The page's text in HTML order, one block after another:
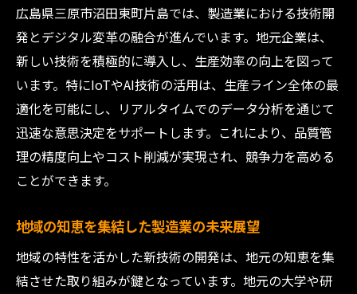
広島県三原市沼田東町片島では、製造業における技術開
発とデジタル変革の融合が進んでいます。地元企業は、
新しい技術を積極的に導入し、生産効率の向上を図って
います。特にIoTやAI技術の活用は、生産ライン全体の最
適化を可能にし、リアルタイムでのデータ分析を通じて
迅速な意思決定をサポートします。これにより、品質管
理の精度向上やコスト削減が実現され、競争力を高める
ことができます。
地域の知恵を集結した製造業の未来展望
地域の特性を活かした新技術の開発は、地元の知恵を集
結させた取り組みが鍵となっています。地元の大学や研